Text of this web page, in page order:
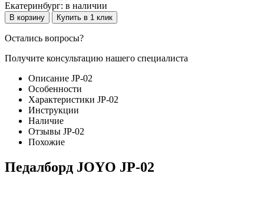
Екатеринбург: в наличии
В корзину Купить в 1 клик
Остались вопросы?
Получите консультацию нашего специалиста
Описание JP-02
Особенности
Характеристики JP-02
Инструкции
Наличие
Отзывы JP-02
Похожие
Педалборд JOYO JP-02